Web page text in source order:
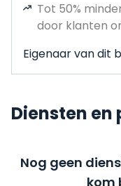
Tot 50%
door klanten
Eigenaar van dit
Diensten en
Nog geen
kom